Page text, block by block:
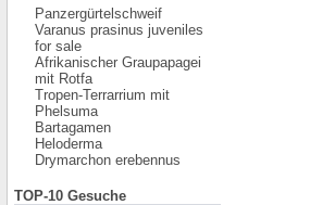
Panzergürtelschweif
Varanus prasinus juveniles
for sale
Afrikanischer Graupapagei
mit Rotfa
Tropen-Terrarrium mit
Phelsuma
Bartagamen
Heloderma
Drymarchon erebennus
TOP-10 Gesuche